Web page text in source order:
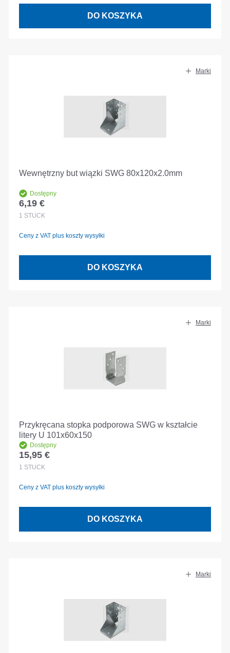
DO KOSZYKA
Marki
Wewnętrzny but wiązki SWG 80x120x2.0mm
Dostępny
Cena regularna:
6,19 €
1 STÜCK
Ceny z VAT plus koszty wysyłki
DO KOSZYKA
Marki
Przykręcana stopka podporowa SWG w kształcie
litery U 101x60x150
Dostępny
Cena regularna:
15,95 €
1 STÜCK
Ceny z VAT plus koszty wysyłki
DO KOSZYKA
Marki